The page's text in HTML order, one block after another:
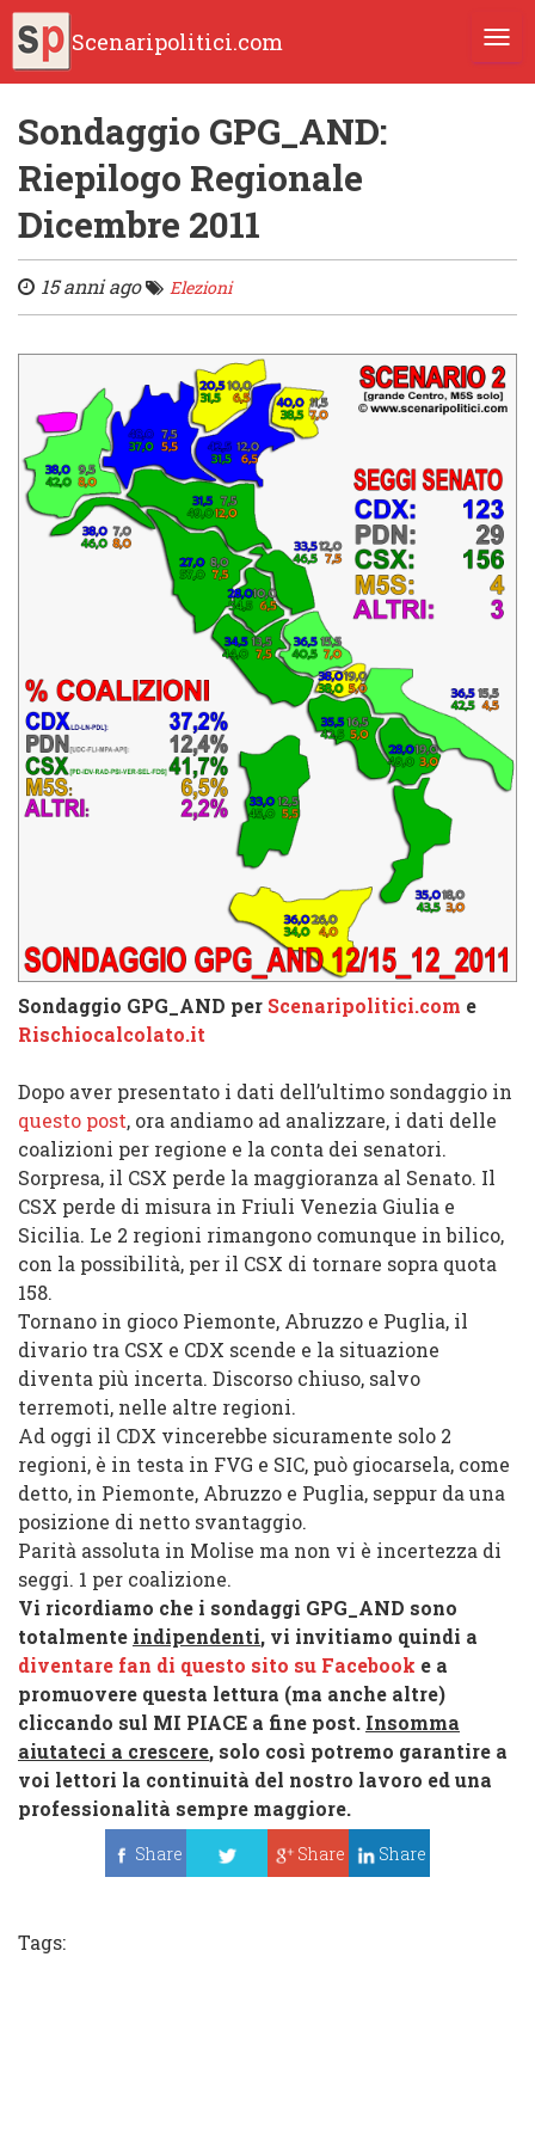
Scenaripolitici.com
Sondaggio GPG_AND:
Riepilogo Regionale
Dicembre 2011
15 anni ago Elezioni
Sondaggio GPG_AND per Scenaripolitici.com e
Rischiocalcolato.it
Dopo aver presentato i dati dell’ultimo sondaggio in
questo post, ora andiamo ad analizzare, i dati delle
coalizioni per regione e la conta dei senatori.
Sorpresa, il CSX perde la maggioranza al Senato. Il
CSX perde di misura in Friuli Venezia Giulia e
Sicilia. Le 2 regioni rimangono comunque in bilico,
con la possibilità, per il CSX di tornare sopra quota
158.
Tornano in gioco Piemonte, Abruzzo e Puglia, il
divario tra CSX e CDX scende e la situazione
diventa più incerta. Discorso chiuso, salvo
terremoti, nelle altre regioni.
Ad oggi il CDX vincerebbe sicuramente solo 2
regioni, è in testa in FVG e SIC, può giocarsela, come
detto, in Piemonte, Abruzzo e Puglia, seppur da una
posizione di netto svantaggio.
Parità assoluta in Molise ma non vi è incertezza di
seggi. 1 per coalizione.
Vi ricordiamo che i sondaggi GPG_AND sono
totalmente indipendenti, vi invitiamo quindi a
diventare fan di questo sito su Facebook e a
promuovere questa lettura (ma anche altre)
cliccando sul MI PIACE a fine post. Insomma
aiutateci a crescere, solo così potremo garantire a
voi lettori la continuità del nostro lavoro ed una
professionalità sempre maggiore.
Share
Share Share
Tags: